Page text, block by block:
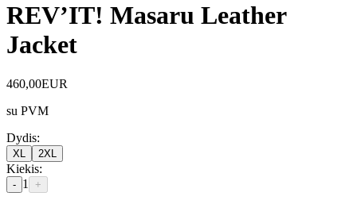
REV’IT! Masaru Leather
Jacket
460,00EUR
su PVM
Dydis:
XL 2XL
Kiekis:
- 1 +